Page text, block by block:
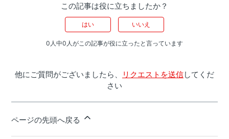
この記事は役に立ちましたか？
はい いいえ
0人中0人がこの記事が役に立ったと言っています
他にご質問がございましたら、 リクエストを送信してくだ
さい
ページの先頭へ戻る